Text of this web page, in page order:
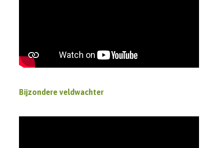
Bijzondere veldwachter